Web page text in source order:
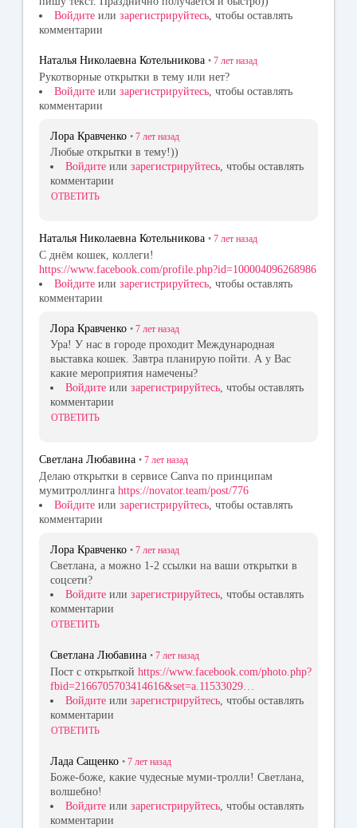
Войдите или зарегистрируйтесь, чтобы оставлять
комментарии
Наталья Николаевна Котельникова • 7 лет назад
Рукотворные открытки в тему или нет?
Войдите или зарегистрируйтесь , чтобы оставлять
комментарии
Лора Кравченко • 7 лет назад
Любые открытки в тему!))
Войдите или зарегистрируйтесь, чтобы оставлять
комментарии
ОТВЕТИТЬ
Наталья Николаевна Котельникова • 7 лет назад
С днём кошек, коллеги!
https://www.facebook.com/profile.php?id=100004096268986
Войдите или зарегистрируйтесь , чтобы оставлять
комментарии
Лора Кравченко • 7 лет назад
Ура! У нас в городе проходит Международная
выставка кошек. Завтра планирую пойти. А у Вас
какие мероприятия намечены?
Войдите или зарегистрируйтесь, чтобы оставлять
комментарии
ОТВЕТИТЬ
Светлана Любавина • 7 лет назад
Делаю открытки в сервисе Canva по принципам
мумитроллинга https://novator.team/post/776
Войдите или зарегистрируйтесь , чтобы оставлять
комментарии
Лора Кравченко • 7 лет назад
Светлана, а можно 1-2 ссылки на ваши открытки в
соцсети?
Войдите или зарегистрируйтесь, чтобы оставлять
комментарии
ОТВЕТИТЬ
Светлана Любавина • 7 лет назад
Пост с открыткой https://www.facebook.com/photo.php?
fbid=2166705703414616&set=a.11533029…
Войдите или зарегистрируйтесь , чтобы оставлять
комментарии
ОТВЕТИТЬ
Лада Сащенко • 7 лет назад
Боже-боже, какие чудесные муми-тролли! Светлана,
волшебно!
Войдите или зарегистрируйтесь, чтобы оставлять
комментарии